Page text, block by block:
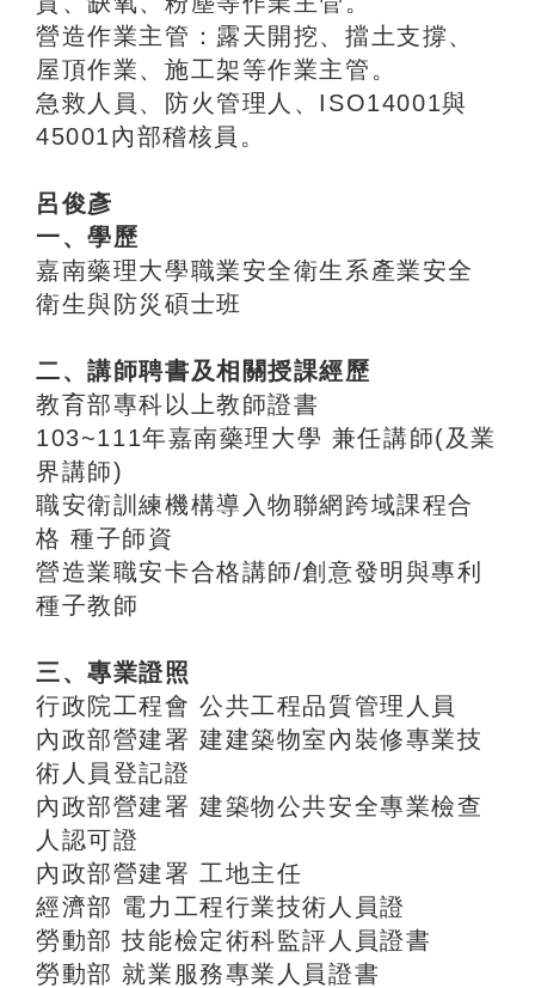
營造作業主管：露天開挖、擋土支撐、
屋頂作業、施工架等作業主管。
急救人員、防火管理人、ISO14001與
45001內部稽核員。
呂俊彥
一、學歷
嘉南藥理大學職業安全衛生系產業安全
衛生與防災碩士班
二、講師聘書及相關授課經歷
教育部專科以上教師證書
103~111年嘉南藥理大學 兼任講師(及業
界講師)
職安衛訓練機構導入物聯網跨域課程合
格 種子師資
營造業職安卡合格講師/創意發明與專利
種子教師
三、專業證照
行政院工程會 公共工程品質管理人員
內政部營建署 建建築物室內裝修專業技
術人員登記證
內政部營建署 建築物公共安全專業檢查
人認可證
內政部營建署 工地主任
經濟部 電力工程行業技術人員證
勞動部 技能檢定術科監評人員證書
勞動部 就業服務專業人員證書